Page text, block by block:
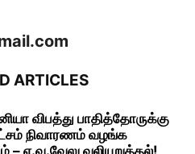
ARTICLES
விபத்து பாதித்தோருக்கு
நிவாரணம் வழங்க
– எ.வ.வேலு வலியுறுத்தல்!